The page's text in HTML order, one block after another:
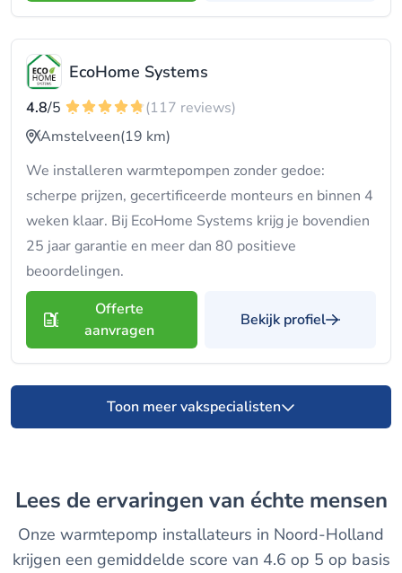
EcoHome Systems
4.8/5
(117 reviews)
Amstelveen(19 km)
We installeren warmtepompen zonder gedoe:
scherpe prijzen, gecertificeerde monteurs en binnen 4
weken klaar. Bij EcoHome Systems krijg je bovendien
25 jaar garantie en meer dan 80 positieve
beoordelingen.
Offerte
aanvragen
Bekijk profiel
Toon meer vakspecialisten
Lees de ervaringen van échte mensen
Onze warmtepomp installateurs in Noord-Holland
krijgen een gemiddelde score van 4.6 op 5 op basis